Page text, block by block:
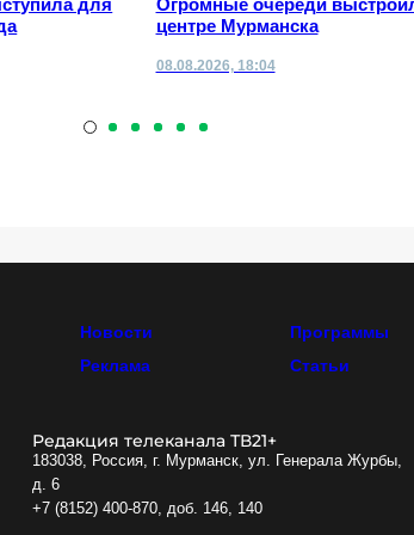
для
Огромные очереди
центре Мурманска
08.08.2026, 18:04
Новости Программы
Реклама
Статьи
Редакция телеканала ТВ21+
183038, Россия, г. Мурманск, ул. Генерала Журбы,
д. 6
+7 (8152) 400-870, доб. 146, 140